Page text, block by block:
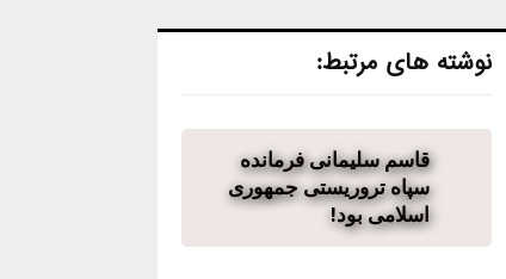
نوشته های مرتبط:
قاسم سلیمانی فرمانده
سپاه تروریستی جمهوری
اسلامی بود!